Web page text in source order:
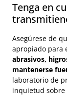
Tenga en
Asegúrese de
apropiado para
abrasivos,
mantenerse
laboratorio de
inquietud